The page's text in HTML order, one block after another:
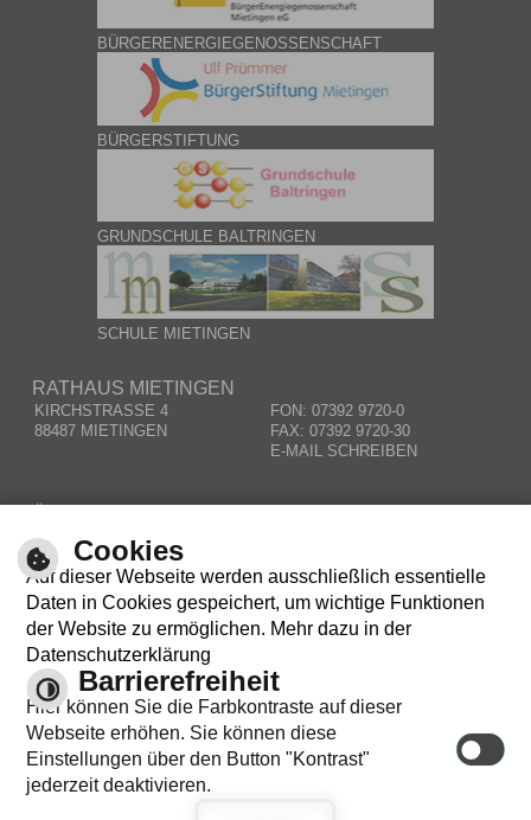
BÜRGERENERGIEGENOSSENSCHAFT
BÜRGERSTIFTUNG
GRUNDSCHULE BALTRINGEN
SCHULE MIETINGEN
RATHAUS MIETINGEN
KIRCHSTRASSE 4
FON: 07392 9720-0
88487 MIETINGEN
FAX: 07392 9720-30
E-MAIL SCHREIBEN
MO – DO:
MI:
RESPONSIVE WEB
© cm city media GmbH
Cookies
Auf dieser Webseite werden ausschließlich essentielle
Daten in Cookies gespeichert, um wichtige Funktionen
der Website zu ermöglichen. Mehr dazu in der
Datenschutzerklärung
Barrierefreiheit
Hier können Sie die Farbkontraste auf dieser
Webseite erhöhen. Sie können diese
Einstellungen über den Button "Kontrast"
jederzeit deaktivieren.